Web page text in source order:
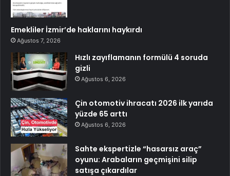
Emekliler İzmir’de haklarını haykırdı
Ağustos 7, 2026
Hızlı zayıflamanın formülü 4 soruda
gizli
Ağustos 6, 2026
Çin otomotiv ihracatı 2026 ilk yarıda
yüzde 65 arttı
Ağustos 6, 2026
Sahte ekspertizle “hasarsız araç”
oyunu: Arabaların geçmişini silip
satışa çıkardılar